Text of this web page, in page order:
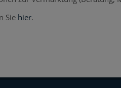
Sie hier.